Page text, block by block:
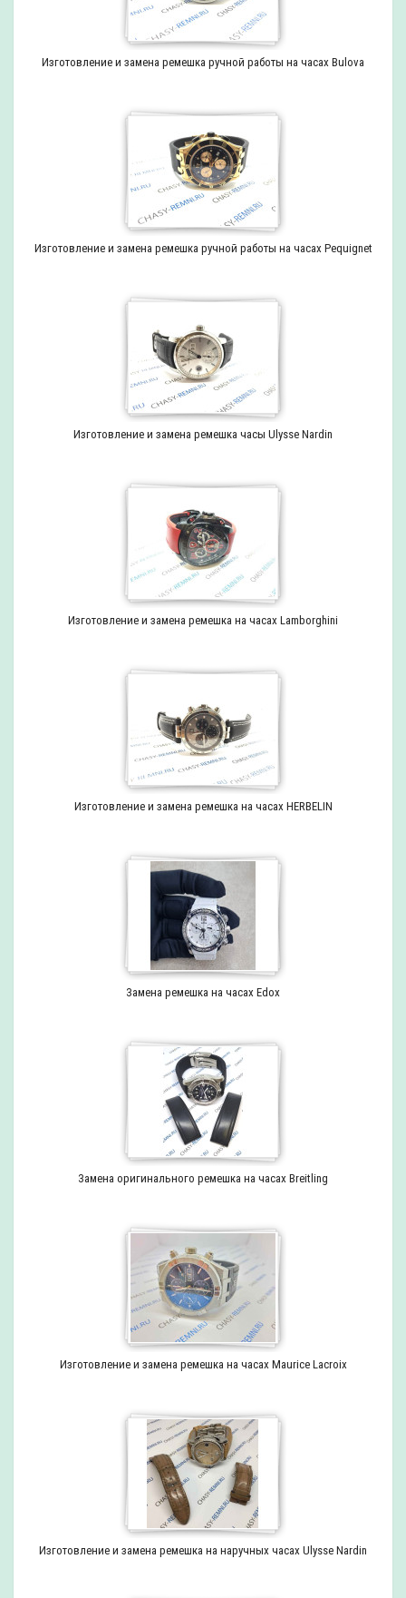
Изготовление и замена ремешка ручной работы на часах Bulova
Изготовление и замена ремешка ручной работы на часах Pequignet
Изготовление и замена ремешка часы Ulysse Nardin
Изготовление и замена ремешка на часах Lamborghini
Изготовление и замена ремешка на часах HERBELIN
Замена ремешка на часах Edox
Замена оригинального ремешка на часах Breitling
Изготовление и замена ремешка на часах Maurice Lacroix
Изготовление и замена ремешка на наручных часах Ulysse Nardin